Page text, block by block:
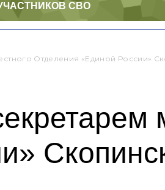
СВО
Отделения «Единой России»